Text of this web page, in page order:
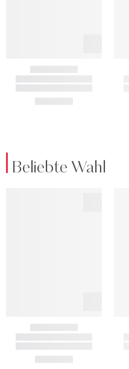
Beliebte Wahl